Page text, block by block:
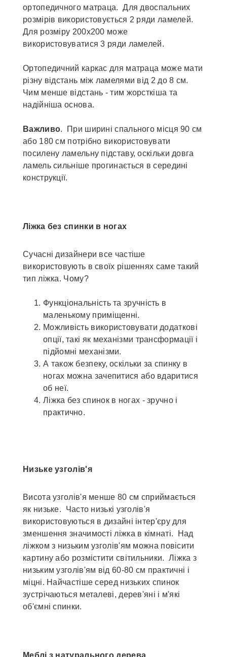
ортопедичного матраца. Для двоспальних
розмірів використовується 2 ряди ламелей.
Для розміру 200х200 може
використовуватися 3 ряди ламелей.
Ортопедичний каркас для матраца може мати
різну відстань між ламелями від 2 до 8 см.
Чим менше відстань - тим жорсткіша та
надійніша основа.
Важливо. При ширині спального місця 90 см
або 180 см потрібно використовувати
посилену ламельну підставу, оскільки довга
ламель сильніше прогинається в середині
конструкції.
Ліжка без спинки в ногах
Сучасні дизайнери все частіше
використовують в своїх рішеннях саме такий
тип ліжка. Чому?
Функціональність та зручність в
маленькому приміщенні.
Можливість використовувати додаткові
опції, такі як механізми трансформації і
підйомні механізми.
А також безпеку, оскільки за спинку в
ногах можна зачепитися або вдаритися
об неї.
Ліжка без спинок в ногах - зручно і
практично.
Низьке узголів'я
Висота узголів'я менше 80 см сприймається
як низьке. Часто низькі узголів'я
використовуються в дизайні інтер'єру для
зменшення значимості ліжка в кімнаті. Над
ліжком з низьким узголів'ям можна повісити
картину або розмістити світильники. Ліжка з
низьким узголів'ям від 60-80 см практичні і
міцні. Найчастіше серед низьких спинок
зустрічаються металеві, дерев'яні і м'які
об'ємні спинки.
Меблі з натурального дерева